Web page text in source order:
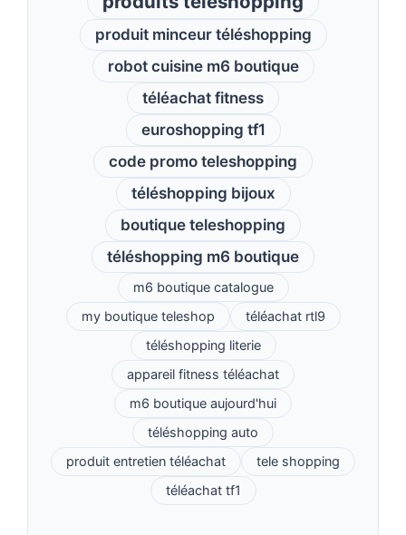
produit minceur téléshopping
robot cuisine m6 boutique
téléachat fitness
euroshopping tf1
code promo teleshopping
téléshopping bijoux
boutique teleshopping
téléshopping m6 boutique
m6 boutique catalogue
my boutique teleshop
téléachat rtl9
téléshopping literie
appareil fitness téléachat
m6 boutique aujourd'hui
téléshopping auto
produit entretien téléachat
tele shopping
téléachat tf1